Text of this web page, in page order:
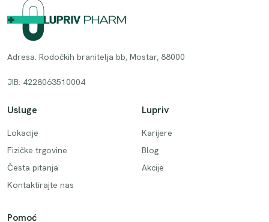
Adresa. Rodočkih branitelja bb, Mostar, 88000
JIB: 4228063510004
Usluge
Lokacije
Fizičke trgovine
Česta pitanja
Kontaktirajte nas
Lupriv
Karijere
Blog
Akcije
Pomoć